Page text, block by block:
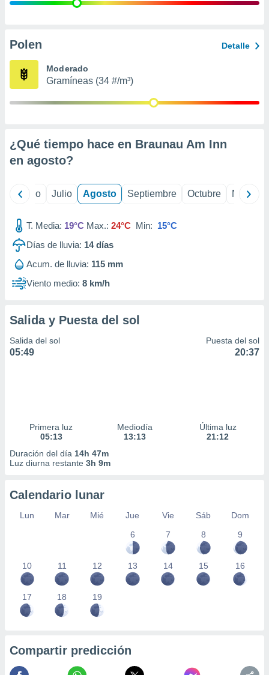
publicidad
de
Polen Detalle
Moderado
Gramíneas (34 #/m³)
¿Qué tiempo hace en Braunau Am Inn
en agosto?
Junio Julio Agosto Septiembre Octubre
T. Media: 19°C Max.: 24°C Min: 15°C
Días de lluvia: 14días
Acum. de lluvia: 115 mm
Viento medio: 8 km/h
Salida y Puesta del sol
Salida del sol
05:49
Puesta del sol
20:37
Primera luz
05:13
Mediodía
13:13
Última luz
21:12
Duración del día 14h 47m
Luz diurna restante 3h 9m
Calendario lunar
Lun Mar Mié Jue Vie Sáb
Dom
6
7 8 9
10 11 12 13 14 15 16
17 18 19
Compartir predicción